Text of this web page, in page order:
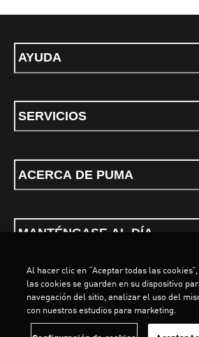
AYUDA
SERVICIOS
ACERCA DE PUMA
MANTÉNGASE AL DÍA
Términos y CondicionesPolítica de privacidad
Al hacer clic en “Aceptar todas las
las cookies se guarden en su dispositivo
navegación del sitio, analizar el uso del
con nuestros estudios para marketing.